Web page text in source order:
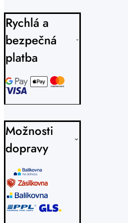
Rychlá a
bezpečná
platba
Možnosti
dopravy